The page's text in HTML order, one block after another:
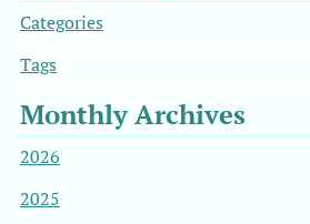
Categories
Tags
Monthly Archives
2026
2025